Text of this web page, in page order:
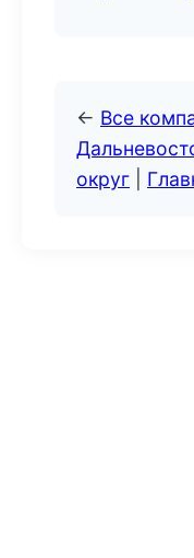
← Все
округ